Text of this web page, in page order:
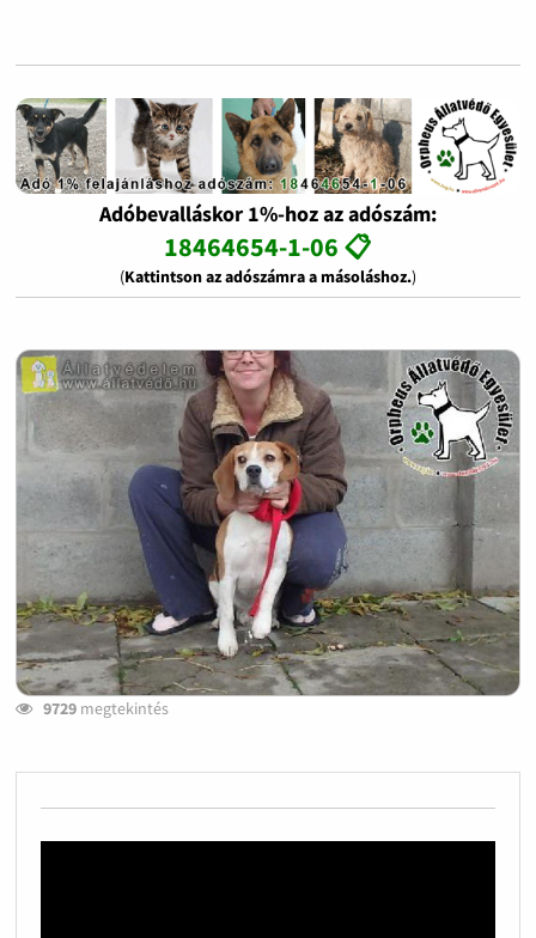
Adóbevalláskor 1%-hoz az adószám:
18464654-1-06 📋
(Kattintson az adószámra a másoláshoz.)
9729megtekintés